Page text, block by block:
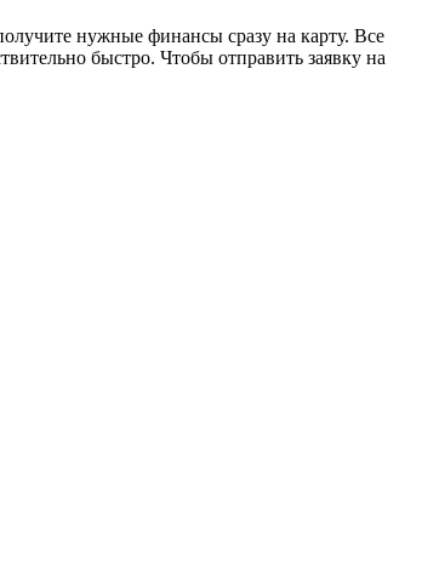
нужные финансы сразу на карту. Все
быстро. Чтобы отправить заявку на